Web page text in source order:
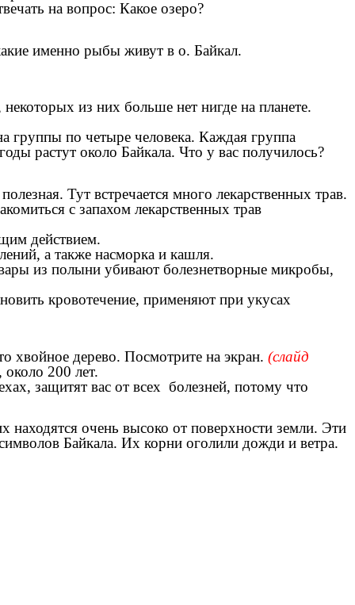
на вопрос: Какое озеро?
именно рыбы живут в о. Байкал.
из них больше нет нигде на планете.
группы по четыре человека. Каждая группа
растут около Байкала. Что у вас получилось?
Тут встречается много лекарственных трав.
с запахом лекарственных трав
действием.
а также насморка и кашля.
из полыни убивают болезнетворные микробы,
кровотечение, применяют при укусах
хвойное дерево. Посмотрите на экран. (слайд
около 200 лет.
защитят вас от всех болезней, потому что
находятся очень высоко от поверхности земли. Эти
Байкала. Их корни оголили дожди и ветра.